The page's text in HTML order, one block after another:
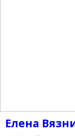
Елена